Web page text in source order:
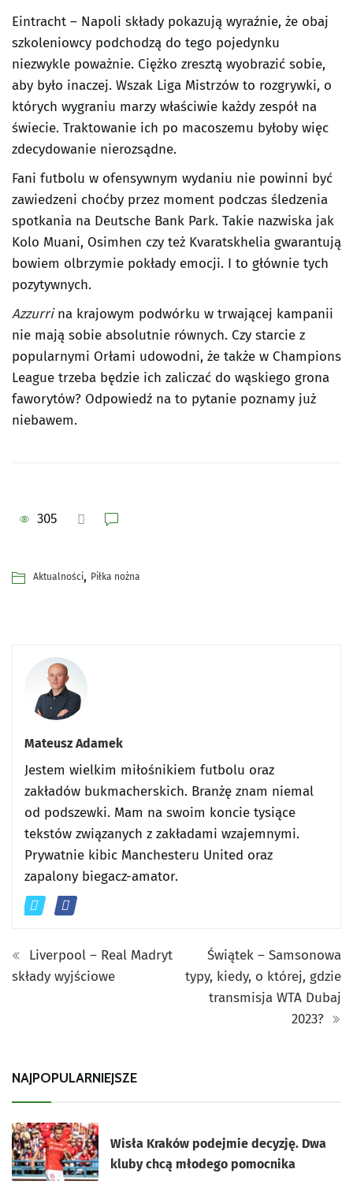
Eintracht – Napoli składy pokazują wyraźnie, że obaj
szkoleniowcy podchodzą do tego pojedynku
niezwykle poważnie. Ciężko zresztą wyobrazić sobie,
aby było inaczej. Wszak Liga Mistrzów to rozgrywki, o
których wygraniu marzy właściwie każdy zespół na
świecie. Traktowanie ich po macoszemu byłoby więc
zdecydowanie nierozsądne.
Fani futbolu w ofensywnym wydaniu nie powinni być
zawiedzeni choćby przez moment podczas śledzenia
spotkania na Deutsche Bank Park. Takie nazwiska jak
Kolo Muani, Osimhen czy też Kvaratskhelia gwarantują
bowiem olbrzymie pokłady emocji. I to głównie tych
pozytywnych.
Azzurrina krajowym podwórku w trwającej kampanii
nie mają sobie absolutnie równych. Czy starcie z
popularnymi Orłami udowodni, że także w Champions
League trzeba będzie ich zaliczać do wąskiego grona
faworytów? Odpowiedź na to pytanie poznamy już
niebawem.
305
Aktualności, Piłka nożna
Mateusz Adamek
Jestem wielkim miłośnikiem futbolu oraz
zakładów bukmacherskich. Branżę znam niemal
od podszewki. Mam na swoim koncie tysiące
tekstów związanych z zakładami wzajemnymi.
Prywatnie kibic Manchesteru United oraz
zapalony biegacz-amator.
Liverpool – Real Madryt
składy wyjściowe
Świątek – Samsonowa
typy, kiedy, o której, gdzie
transmisja WTA Dubaj
2023?
NAJPOPULARNIEJSZE
Wisła Kraków podejmie decyzję. Dwa
kluby chcą młodego pomocnika